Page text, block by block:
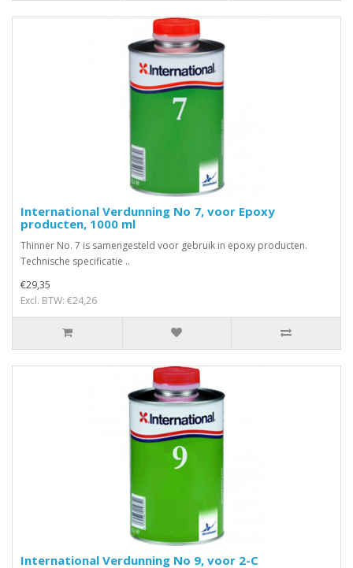
International Verdunning No 7, voor Epoxy
producten, 1000 ml
Thinner No. 7 is samengesteld voor gebruik in epoxy producten.
Technische specificatie ..
€29,35
Excl. BTW: €24,26
International Verdunning No 9, voor 2-C